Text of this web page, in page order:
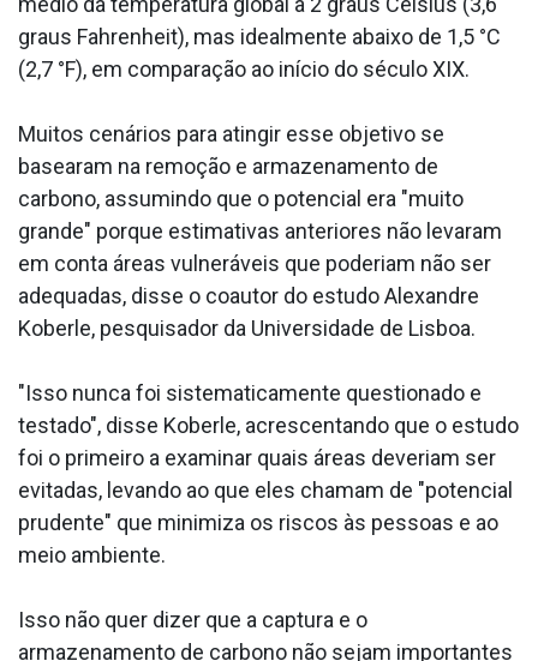
graus Fahrenheit), mas idealmente abaixo de 1,5 °C
(2,7 °F), em comparação ao início do século XIX.
Muitos cenários para atingir esse objetivo se
basearam na remoção e armazenamento de
carbono, assumindo que o potencial era "muito
grande" porque estimativas anteriores não levaram
em conta áreas vulneráveis que poderiam não ser
adequadas, disse o coautor do estudo Alexandre
Koberle, pesquisador da Universidade de Lisboa.
"Isso nunca foi sistematicamente questionado e
testado", disse Koberle, acrescentando que o estudo
foi o primeiro a examinar quais áreas deveriam ser
evitadas, levando ao que eles chamam de "potencial
prudente" que minimiza os riscos às pessoas e ao
meio ambiente.
Isso não quer dizer que a captura e o
armazenamento de carbono não sejam importantes